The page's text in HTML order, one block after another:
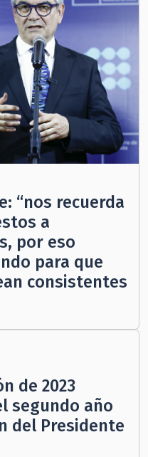
“nos recuerda
a
por eso
para que
consistentes
de 2023
segundo año
del Presidente